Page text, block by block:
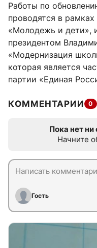
Работы по
проводятся в
«Молодежь и дети»,
президентом
«Модернизация
которая является
партии «Единая
КОММЕНТАРИИ 0
Пока нет
Начните
Гость